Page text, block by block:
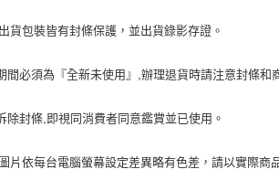
貨包裝皆有封條保護，並出貨錄影存證。
必須為『全新未使用』,辦理退貨時請注意封條和
封條,即視同消費者同意鑑賞並已使用。
片依每台電腦螢幕設定差異略有色差，請以實際商